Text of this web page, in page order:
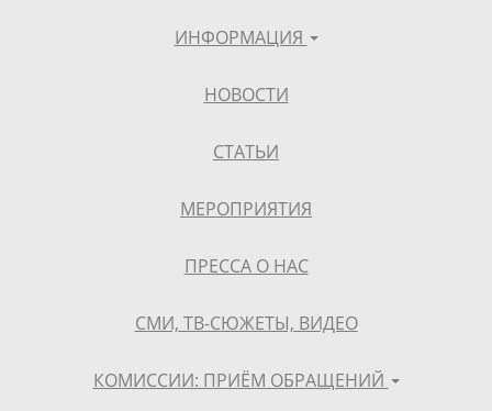
ИНФОРМАЦИЯ
НОВОСТИ
СТАТЬИ
МЕРОПРИЯТИЯ
ПРЕССА О НАС
СМИ, ТВ-СЮЖЕТЫ, ВИДЕО
КОМИССИИ: ПРИЁМ ОБРАЩЕНИЙ